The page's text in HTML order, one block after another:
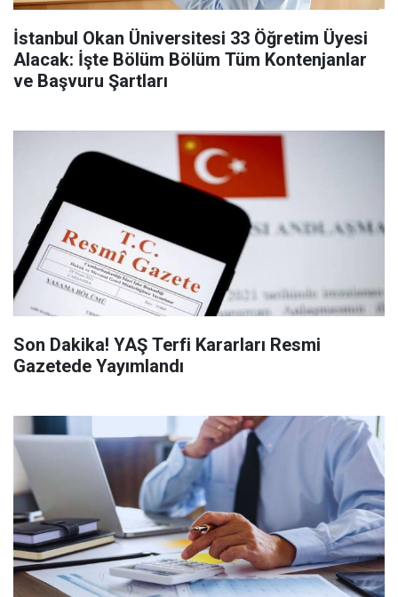
İstanbul Okan Üniversitesi 33 Öğretim Üyesi
Alacak: İşte Bölüm Bölüm Tüm Kontenjanlar
ve Başvuru Şartları
Son Dakika! YAŞ Terfi Kararları Resmi
Gazetede Yayımlandı